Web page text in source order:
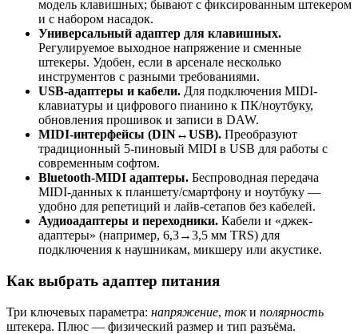
модель клавишных; бывают с фиксированным штекером
и с набором насадок.
Универсальный адаптер для клавишных.
Регулируемое выходное напряжение и сменные
штекеры. Удобен, если в арсенале несколько
инструментов с разными требованиями.
USB-адаптеры и кабели. Для подключения MIDI-
клавиатуры и цифрового пианино к ПК/ноутбуку,
обновления прошивок и записи в DAW.
MIDI-интерфейсы (DIN↔USB). Преобразуют
традиционный 5-пиновый MIDI в USB для работы с
современным софтом.
Bluetooth-MIDI адаптеры. Беспроводная передача
MIDI-данных к планшету/смартфону и ноутбуку —
удобно для репетиций и лайв-сетапов без кабелей.
Аудиоадаптеры и переходники. Кабели и «джек-
адаптеры» (например, 6,3→3,5 мм TRS) для
подключения к наушникам, микшеру или акустике.
Как выбрать адаптер питания
Три ключевых параметра: напряжение, токи полярность
штекера. Плюс — физический размер и тип разъёма.